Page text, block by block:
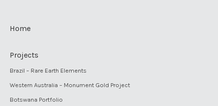
Home
Projects
Brazil – Rare Earth Elements
Western Australia – Monument Gold Project
Botswana Portfolio